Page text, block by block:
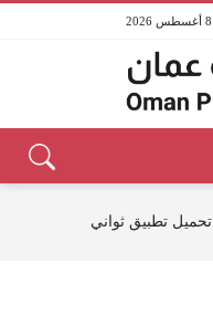
تحميل تطبيق ثواني